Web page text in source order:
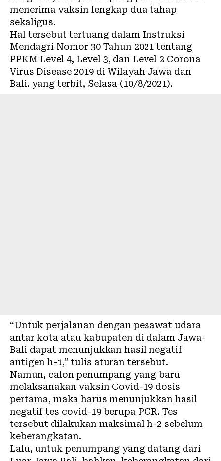
menerima vaksin lengkap dua tahap
sekaligus.
Hal tersebut tertuang dalam Instruksi
Mendagri Nomor 30 Tahun 2021 tentang
PPKM Level 4, Level 3, dan Level 2 Corona
Virus Disease 2019 di Wilayah Jawa dan
Bali. yang terbit, Selasa (10/8/2021).
“Untuk perjalanan dengan pesawat udara
antar kota atau kabupaten di dalam Jawa-
Bali dapat menunjukkan hasil negatif
antigen h-1,” tulis aturan tersebut.
Namun, calon penumpang yang baru
melaksanakan vaksin Covid-19 dosis
pertama, maka harus menunjukkan hasil
negatif tes covid-19 berupa PCR. Tes
tersebut dilakukan maksimal h-2 sebelum
keberangkatan.
Lalu, untuk penumpang yang datang dari